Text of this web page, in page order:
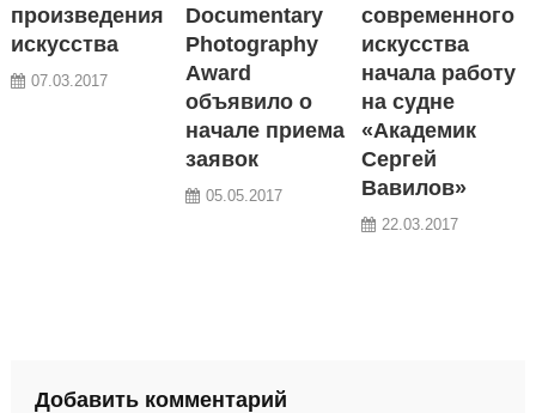
произведения
искусства
07.03.2017
Documentary
Photography
Award
объявило о
начале приема
заявок
05.05.2017
современного
искусства
начала работу
на судне
«Академик
Сергей
Вавилов»
22.03.2017
Добавить комментарий